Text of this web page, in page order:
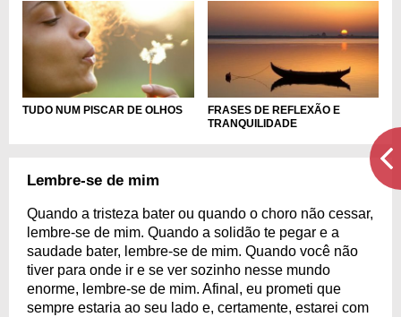
TUDO NUM PISCAR DE OLHOS
FRASES DE REFLEXÃO E
TRANQUILIDADE
Lembre-se de mim
Quando a tristeza bater ou quando o choro não cessar,
lembre-se de mim. Quando a solidão te pegar e a
saudade bater, lembre-se de mim. Quando você não
tiver para onde ir e se ver sozinho nesse mundo
enorme, lembre-se de mim. Afinal, eu prometi que
sempre estaria ao seu lado e, certamente, estarei com